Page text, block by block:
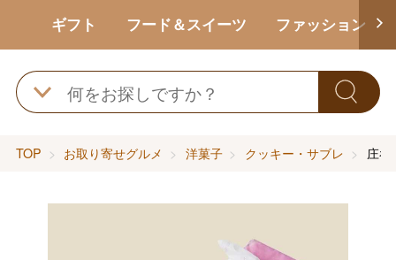
ギフト フード＆スイーツ ファッション
TOP お取り寄せグルメ 洋菓子 クッキー・サブレ 庄